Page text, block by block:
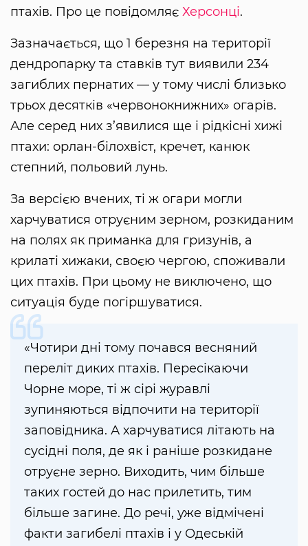
птахів. Про це повідомляє Херсонці.
Зазначається, що 1 березня на території
дендропарку та ставків тут виявили 234
загиблих пернатих — у тому числі близько
трьох десятків «червонокнижних» огарів.
Але серед них з’явилися ще і рідкісні хижі
птахи: орлан-білохвіст, кречет, канюк
степний, польовий лунь.
За версією вчених, ті ж огари могли
харчуватися отруєним зерном, розкиданим
на полях як приманка для гризунів, а
крилаті хижаки, своєю чергою, споживали
цих птахів. При цьому не виключено, що
ситуація буде погіршуватися.
«Чотири дні тому почався весняний
переліт диких птахів. Пересікаючи
Чорне море, ті ж сірі журавлі
зупиняються відпочити на території
заповідника. А харчуватися літають на
сусідні поля, де як і раніше розкидане
отруєне зерно. Виходить, чим більше
таких гостей до нас прилетить, тим
більше загине. До речі, уже відмічені
факти загибелі птахів і у Одеській